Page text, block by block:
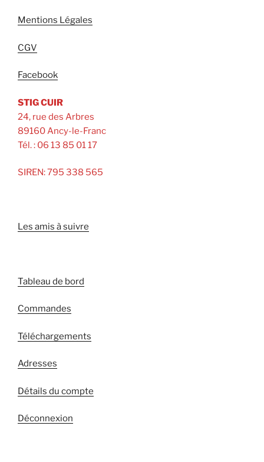
Mentions Légales
CGV
Facebook
STIG CUIR
24, rue des Arbres
89160 Ancy-le-Franc
Tél. : 06 13 85 01 17
SIREN: 795 338 565
Les amis à suivre
Tableau de bord
Commandes
Téléchargements
Adresses
Détails du compte
Déconnexion